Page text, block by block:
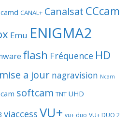
camd CANAL+ Canalsat CCcam
Emu ENIGMA2
flash Fréquence HD
mise a jour nagravision Ncam
softcam TNT UHD
viaccess VU+ vu+ duo VU+ DUO 2